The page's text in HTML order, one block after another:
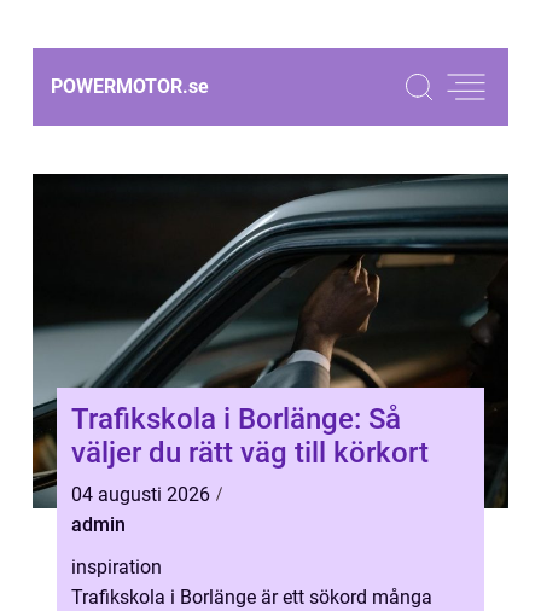
POWERMOTOR.se
Trafikskola i Borlänge: Så
väljer du rätt väg till körkort
04 augusti 2026
admin
inspiration
Trafikskola i Borlänge är ett sökord många